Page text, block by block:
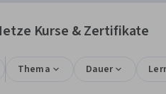
Kurse & Zertifikate
Thema Dauer